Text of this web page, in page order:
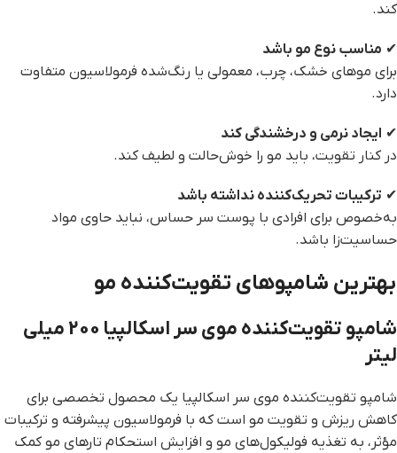
کند.
✔ مناسب نوع مو باشد
برای موهای خشک، چرب، معمولی یا رنگ‌شده فرمولاسیون متفاوت
دارد.
✔ ایجاد نرمی و درخشندگی کند
در کنار تقویت، باید مو را خوش‌حالت و لطیف کند.
✔ ترکیبات تحریک‌کننده نداشته باشد
به‌خصوص برای افرادی با پوست سر حساس، نباید حاوی مواد
حساسیت‌زا باشد.
بهترین شامپوهای تقویت‌کننده مو
شامپو تقویت‌کننده موی سر اسکالپیا 200 میلی
لیتر
شامپو تقویت‌کننده موی سر اسکالپیا یک محصول تخصصی برای
کاهش ریزش و تقویت مو است که با فرمولاسیون پیشرفته و ترکیبات
مؤثر، به تغذیه فولیکول‌های مو و افزایش استحکام تارهای مو کمک